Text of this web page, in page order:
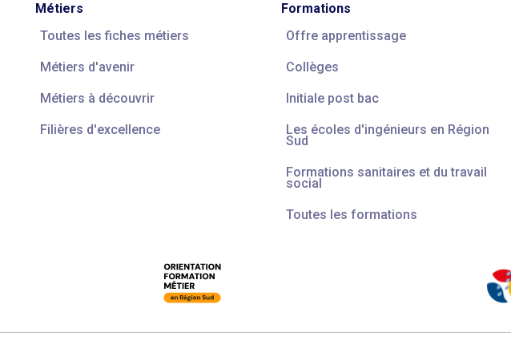
Métiers
Toutes les fiches métiers
Métiers d'avenir
Métiers à découvrir
Filières d'excellence
Formations
Offre apprentissage
Collèges
Initiale post bac
Les écoles d'ingénieurs en Région
Sud
Formations sanitaires et du travail
social
Toutes les formations